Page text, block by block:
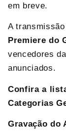
em breve.
A
Premiere do
vencedores
anunciados.
Confira a
Categorias
Gravação do